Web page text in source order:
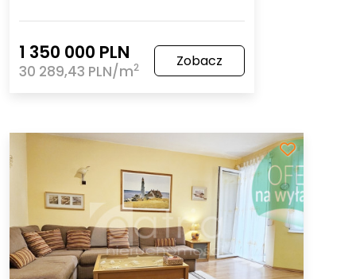
1 350 000 PLN
30 289,43 PLN/m2 Zobacz